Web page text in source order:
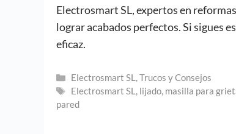
Electrosmart SL, expertos en
lograr acabados perfectos. Si sigues
eficaz.
Categorías
Electrosmart SL,Trucos y Consejos
Etiquetas
Electrosmart SL, lijado, masilla para
pared